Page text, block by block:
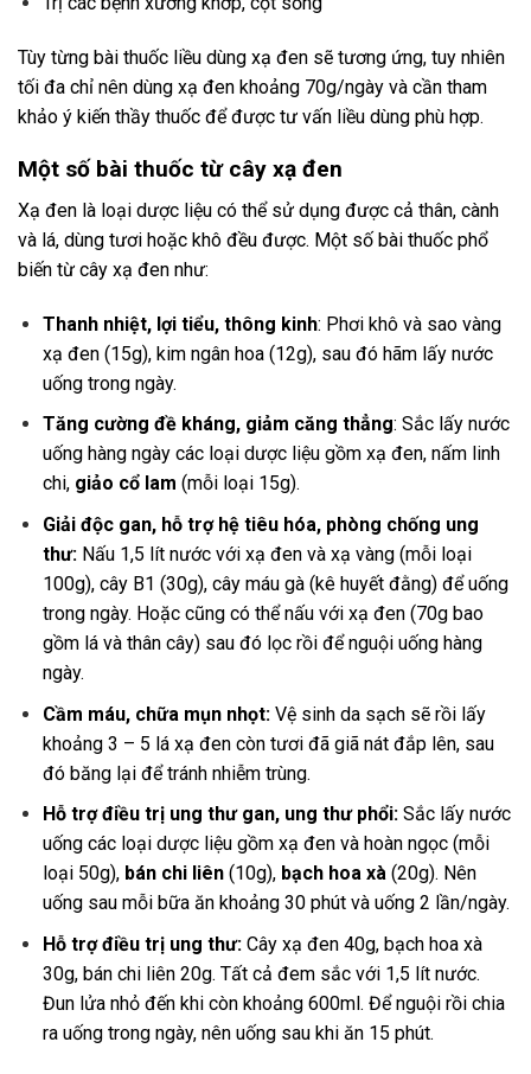
Tùy từng bài thuốc liều dùng xạ đen sẽ tương ứng, tuy nhiên
tối đa chỉ nên dùng xạ đen khoảng 70g/ngày và cần tham
khảo ý kiến thầy thuốc để được tư vấn liều dùng phù hợp.
Một số bài thuốc từ cây xạ đen
Xạ đen là loại dược liệu có thể sử dụng được cả thân, cành
và lá, dùng tươi hoặc khô đều được. Một số bài thuốc phổ
biến từ cây xạ đen như:
Thanh nhiệt, lợi tiểu, thông kinh: Phơi khô và sao vàng
xạ đen (15g), kim ngân hoa (12g), sau đó hãm lấy nước
uống trong ngày.
Tăng cường đề kháng, giảm căng thẳng: Sắc lấy nước
uống hàng ngày các loại dược liệu gồm xạ đen, nấm linh
chi, giảo cổ lam (mỗi loại 15g).
Giải độc gan, hỗ trợ hệ tiêu hóa, phòng chống ung
thư:Nấu 1,5 lít nước với xạ đen và xạ vàng (mỗi loại
100g), cây B1 (30g), cây máu gà (kê huyết đằng) để uống
trong ngày. Hoặc cũng có thể nấu với xạ đen (70g bao
gồm lá và thân cây) sau đó lọc rồi để nguội uống hàng
ngày.
Cầm máu, chữa mụn nhọt:Vệ sinh da sạch sẽ rồi lấy
khoảng 3 – 5 lá xạ đen còn tươi đã giã nát đắp lên, sau
đó băng lại để tránh nhiễm trùng.
Hỗ trợ điều trị ung thư gan, ung thư phổi:Sắc lấy nước
uống các loại dược liệu gồm xạ đen và hoàn ngọc (mỗi
loại 50g), bán chi liên(10g), bạch hoa xà(20g). Nên
uống sau mỗi bữa ăn khoảng 30 phút và uống 2 lần/ngày.
Hỗ trợ điều trị ung thư: Cây xạ đen 40g, bạch hoa xà
30g, bán chi liên 20g. Tất cả đem sắc với 1,5 lít nước.
Đun lửa nhỏ đến khi còn khoảng 600ml. Để nguội rồi chia
ra uống trong ngày, nên uống sau khi ăn 15 phút.